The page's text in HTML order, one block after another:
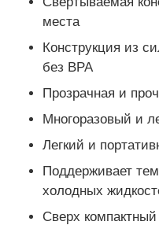
Изделия из
места
Конструкция из
без BPA
Прозрачная и
Многоразовый и
Легкий и
Поддерживает
холодных
Сверх